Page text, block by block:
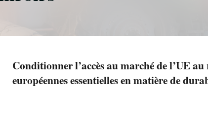
Conditionner l’accès au marché de l’UE
européennes essentielles en matière de